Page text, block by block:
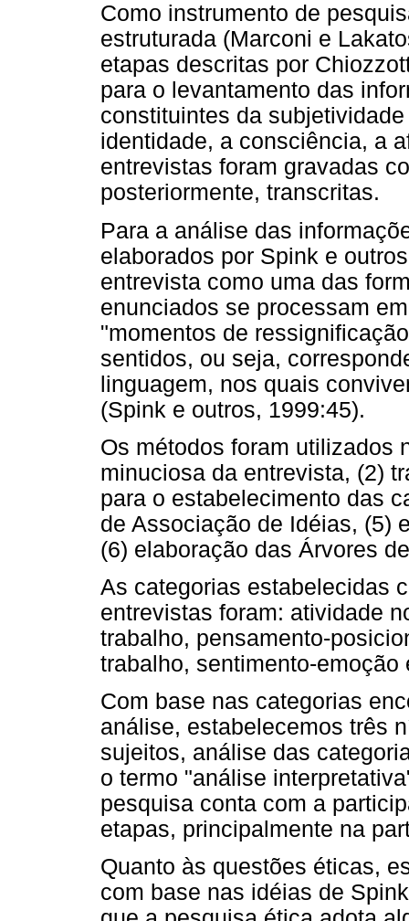
Como instrumento de
estruturada (Marconi e
etapas descritas por
para o levantamento das
constituintes da
identidade, a consciência, a
entrevistas foram gravadas
posteriormente, transcritas.
Para a análise das
elaborados por Spink e
entrevista como uma das
enunciados se processam
"momentos de
sentidos, ou seja,
linguagem, nos quais
(Spink e outros, 1999:45).
Os métodos foram utilizados
minuciosa da entrevista, (2)
para o estabelecimento das
de Associação de Idéias, (5)
(6) elaboração das Árvores
As categorias estabelecidas
entrevistas foram: atividade
trabalho, pensamento-
trabalho, sentimento-
Com base nas categorias
análise, estabelecemos três
sujeitos, análise das
o termo "análise
pesquisa conta com a
etapas, principalmente na
Quanto às questões éticas,
com base nas idéias de